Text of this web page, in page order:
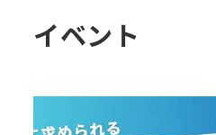
イベント